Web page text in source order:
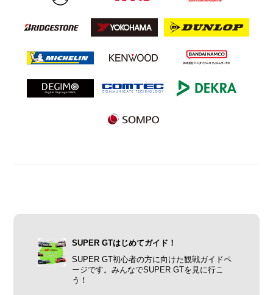
SUPER GTはじめてガイド！
SUPER GT初心者の方に向けた観戦ガイドペ
ージです。みんなでSUPER GTを見に行こ
う！